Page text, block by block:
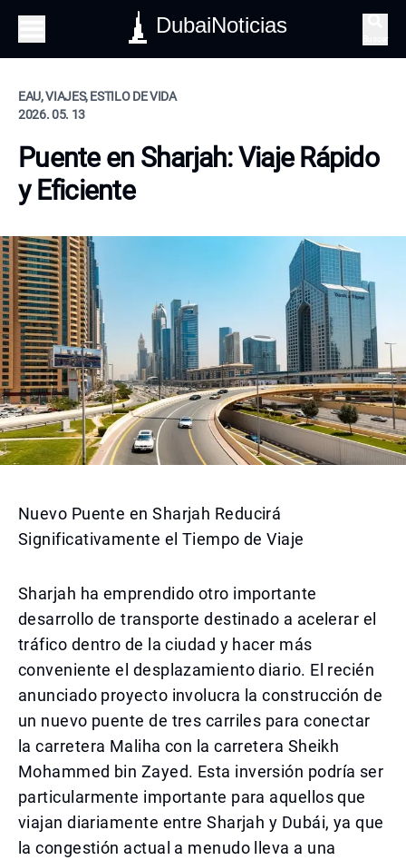
DubaiNoticias
EAU, VIAJES, ESTILO DE VIDA
2026. 05. 13
Puente en Sharjah: Viaje Rápido
y Eficiente
Nuevo Puente en Sharjah Reducirá
Significativamente el Tiempo de Viaje
Sharjah ha emprendido otro importante
desarrollo de transporte destinado a acelerar el
tráfico dentro de la ciudad y hacer más
conveniente el desplazamiento diario. El recién
anunciado proyecto involucra la construcción de
un nuevo puente de tres carriles para conectar
la carretera Maliha con la carretera Sheikh
Mohammed bin Zayed. Esta inversión podría ser
particularmente importante para aquellos que
viajan diariamente entre Sharjah y Dubái, ya que
la congestión actual a menudo lleva a una